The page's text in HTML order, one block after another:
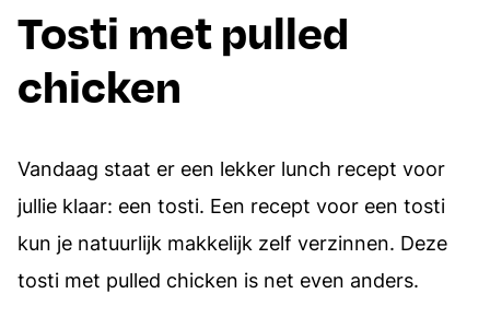
Tosti met pulled
chicken
Vandaag staat er een lekker lunch recept voor
jullie klaar: een tosti. Een recept voor een tosti
kun je natuurlijk makkelijk zelf verzinnen. Deze
tosti met pulled chicken is net even anders.